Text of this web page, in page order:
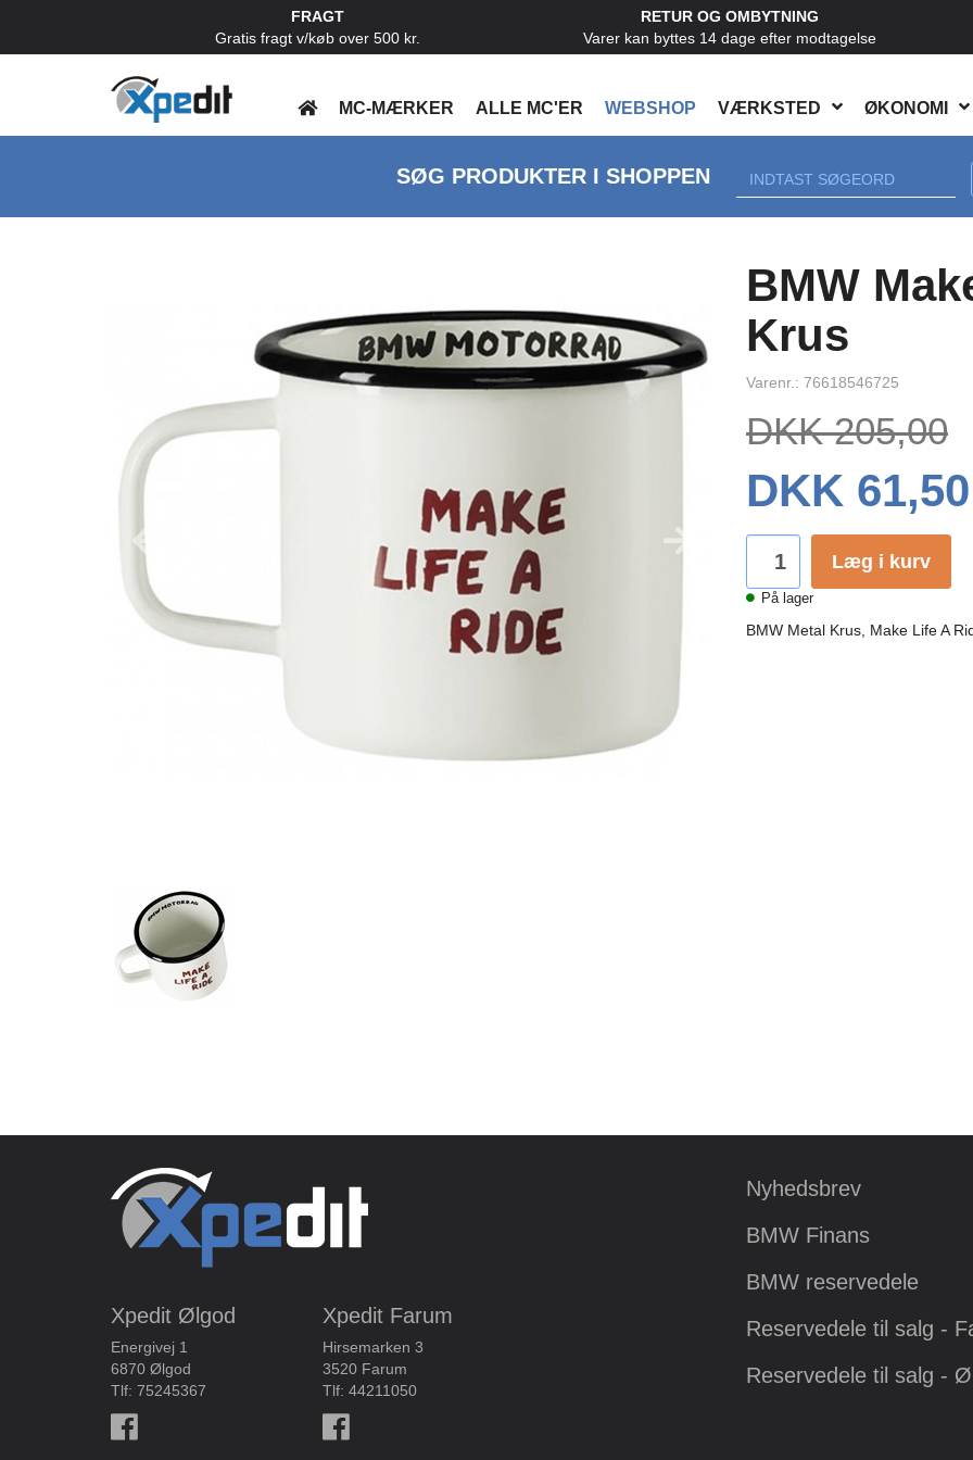
MC-MÆRKER ALLE MC'ER WEBSHOP VÆRKSTED ØKONOMI
FRAGT
Gratis fragt v/køb over 500 kr.
RETUR OG OMBYTNING
Varer kan byttes 14 dage efter modtagelse
SØG PRODUKTER I SHOPPEN
BMW
Krus
Varenr.: 76618546725
DKK 205,00
DKK 61,50
Læg i kurv
På lager
BMW Metal Krus, Make Life A
Xpedit Ølgod
Energivej 1
6870 Ølgod
Tlf: 75245367
Xpedit Farum
Hirsemarken 3
3520 Farum
Tlf: 44211050
Nyhedsbrev
BMW Finans
BMW reservedele
Reservedele til salg -
Reservedele til salg -